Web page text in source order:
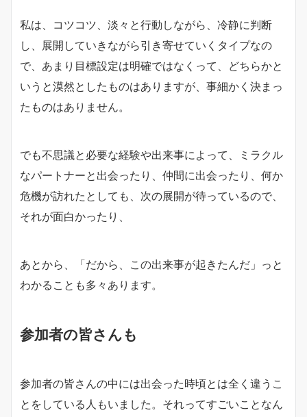
私は、コツコツ、淡々と行動しながら、冷静に判断
し、展開していきながら引き寄せていくタイプなの
で、あまり目標設定は明確ではなくって、どちらかと
いうと漠然としたものはありますが、事細かく決まっ
たものはありません。
でも不思議と必要な経験や出来事によって、ミラクル
なパートナーと出会ったり、仲間に出会ったり、何か
危機が訪れたとしても、次の展開が待っているので、
それが面白かったり、
あとから、「だから、この出来事が起きたんだ」っと
わかることも多々あります。
参加者の皆さんも
参加者の皆さんの中には出会った時頃とは全く違うこ
とをしている人もいました。それってすごいことなん